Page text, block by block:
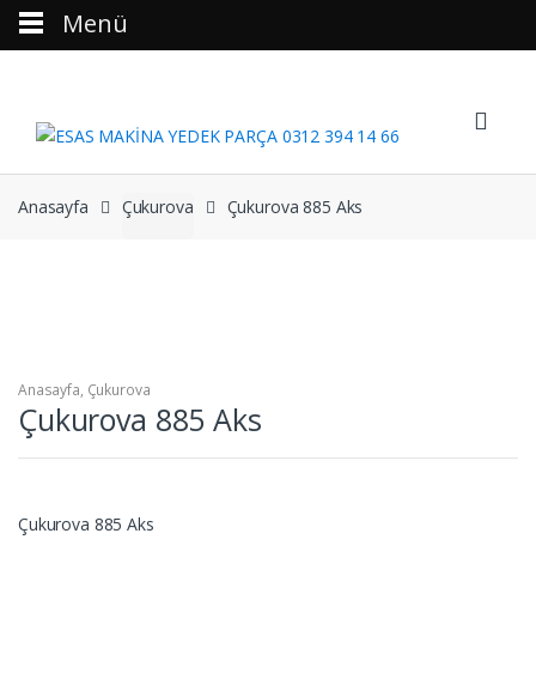
Anasayfa Çukurova Çukurova 885 Aks
Anasayfa, Çukurova
Çukurova 885 Aks
Çukurova 885 Aks
Menü